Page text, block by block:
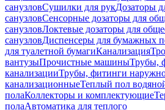
санузловСушилки для рукДозаторы
санузловСенсорные дозаторы для
санузловЛоктевые дозаторы для
санузловДиспенсеры для бумажных
для туалетной бумагиКанализация
вантузыПрочистные машиныТрубы,
канализацииТрубы, фитинги
канализационныеТеплый пол
полаКоллекторы и комплектующие
полаАвтоматика для теплого